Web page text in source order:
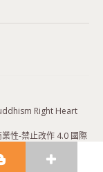
Right Heart
性-禁止改作 4.0 國際
報名表單